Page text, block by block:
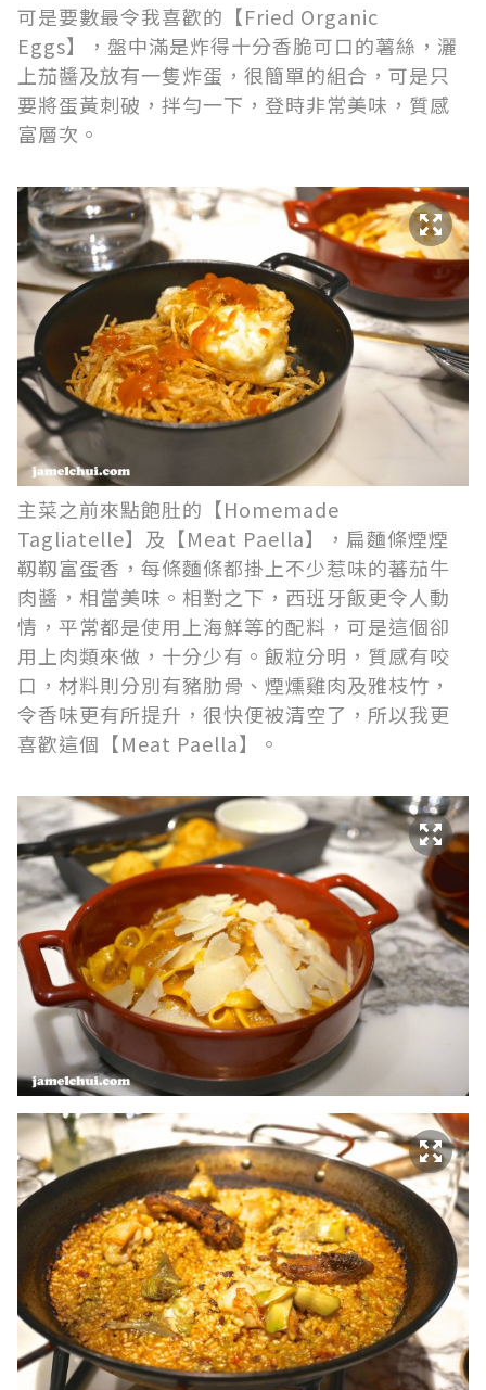
可是要數最令我喜歡的【Fried Organic
Eggs】，盤中滿是炸得十分香脆可口的薯絲，灑
上茄醬及放有一隻炸蛋，很簡單的組合，可是只
要將蛋黃刺破，拌勻一下，登時非常美味，質感
富層次。
主菜之前來點飽肚的【Homemade
Tagliatelle】及【Meat Paella】，扁麵條煙煙
靱靱富蛋香，每條麵條都掛上不少惹味的蕃茄牛
肉醬，相當美味。相對之下，西班牙飯更令人動
情，平常都是使用上海鮮等的配料，可是這個卻
用上肉類來做，十分少有。飯粒分明，質感有咬
口，材料則分別有豬肋骨、煙燻雞肉及雅枝竹，
令香味更有所提升，很快便被清空了，所以我更
喜歡這個【Meat Paella】。